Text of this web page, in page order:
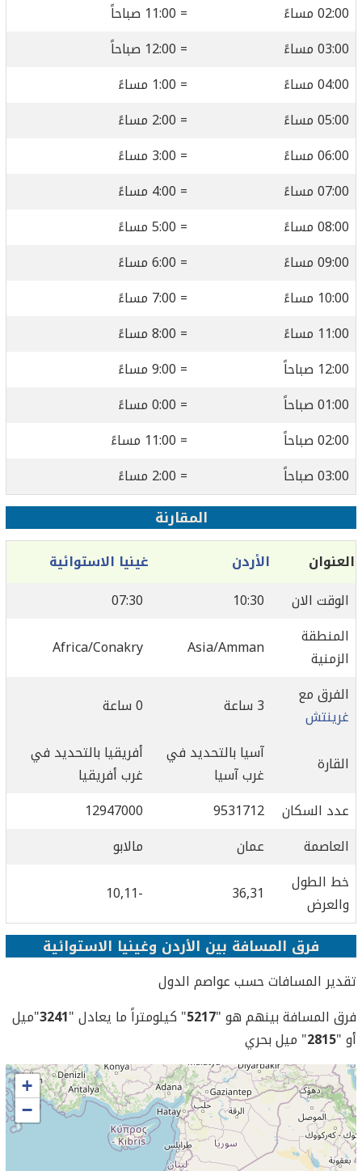
02:00 مساءً
= 11:00 صباحاً
03:00 مساءً
= 12:00 صباحاً
04:00 مساءً
= 1:00 مساءً
05:00 مساءً
= 2:00 مساءً
06:00 مساءً
= 3:00 مساءً
07:00 مساءً
= 4:00 مساءً
08:00 مساءً
= 5:00 مساءً
09:00 مساءً
= 6:00 مساءً
10:00 مساءً
= 7:00 مساءً
11:00 مساءً
= 8:00 مساءً
12:00 صباحاً
= 9:00 مساءً
01:00 صباحاً
= 0:00 مساءً
02:00 صباحاً
= 11:00 مساءً
03:00 صباحاً
= 2:00 مساءً
المقارنة
العنوان الأردن
غينيا الاستوائية
الوقت الان
10:30
07:30
المنطقة
الزمنية
Asia/Amman
Africa/Conakry
الفرق مع
غرينتش
3 ساعة 0 ساعة
القارة
آسيا بالتحديد في
غرب آسيا
أفريقيا بالتحديد في
غرب أفريقيا
عدد السكان
9531712
12947000
العاصمة
عمان
مالابو
خط الطول
والعرض
36,31
-10,11
فرق المسافة بين الأردن وغينيا الاستوائية
تقدير المسافات حسب عواصم الدول
فرق المسافة بينهم هو "5217" كيلومتراً ما يعادل "3241"ميل
أو "2815" ميل بحري
+
−